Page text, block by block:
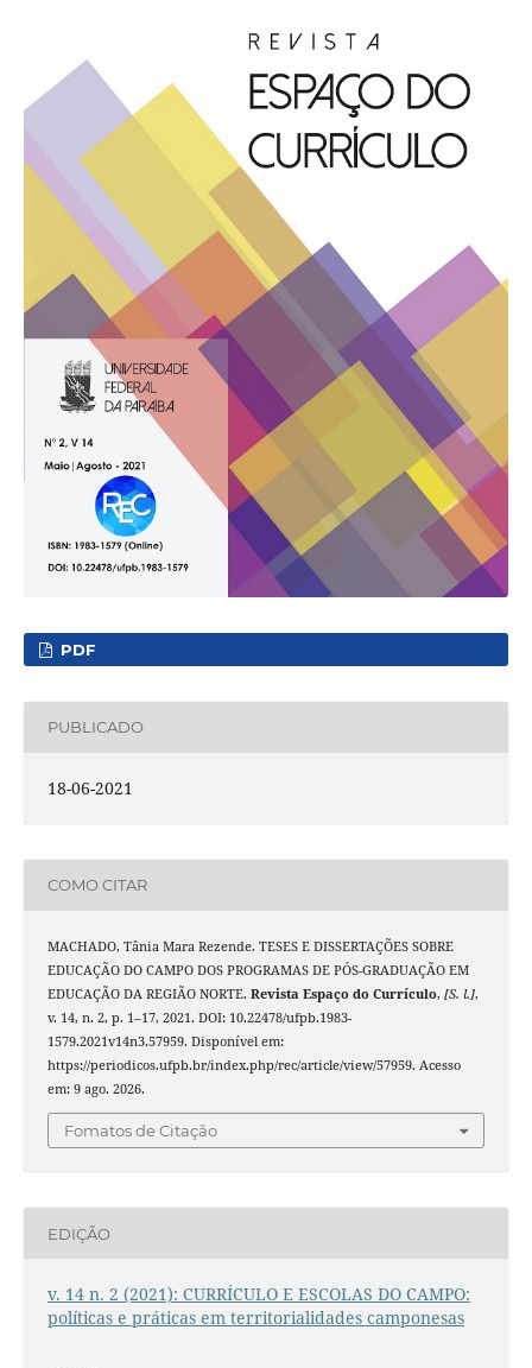
PDF
PUBLICADO
18-06-2021
COMO CITAR
MACHADO, Tânia Mara Rezende. TESES E DISSERTAÇÕES SOBRE
EDUCAÇÃO DO CAMPO DOS PROGRAMAS DE PÓS-GRADUAÇÃO EM
EDUCAÇÃO DA REGIÃO NORTE. Revista Espaço do Currículo, [S. l.],
v. 14, n. 2, p. 1–17, 2021. DOI: 10.22478/ufpb.1983-
1579.2021v14n3.57959. Disponível em:
https://periodicos.ufpb.br/index.php/rec/article/view/57959. Acesso
em: 9 ago. 2026.
Fomatos de Citação
EDIÇÃO
v. 14 n. 2 (2021): CURRÍCULO E ESCOLAS DO CAMPO:
políticas e práticas em territorialidades camponesas